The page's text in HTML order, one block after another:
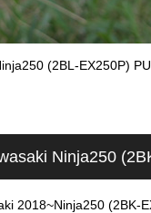
(2BL-EX250P)
Ninja250
2018~Ninja250 (2BK-